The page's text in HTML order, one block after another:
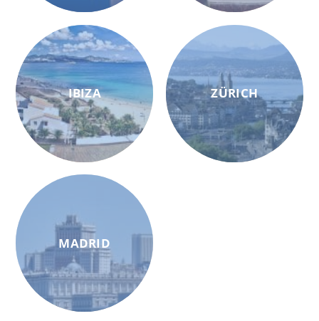
IBIZA
MADRID
ZÜRICH